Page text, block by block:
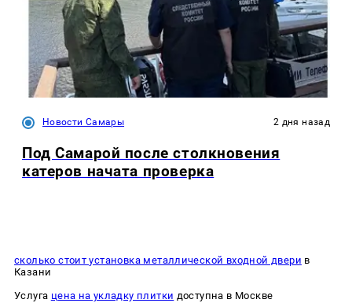
Новости Самары 2 дня назад
Под Самарой после столкновения
катеров начата проверка
сколько стоит установка металлической входной двери в
Казани
Услуга цена на укладку плитки доступна в Москве